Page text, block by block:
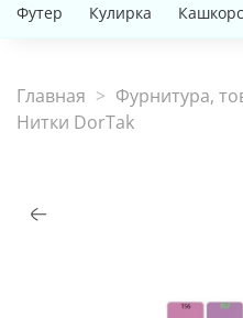
Футер Кулирка
Главная
Фурнитура,
Нитки DorTak